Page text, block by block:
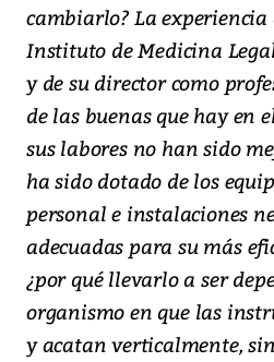
cambiarlo? La experiencia
Instituto de Medicina
y de su director como
de las buenas que hay en
sus labores no han sido
ha sido dotado de los
personal e instalaciones
adecuadas para su más
¿por qué llevarlo a ser
organismo en que las
y acatan verticalmente,